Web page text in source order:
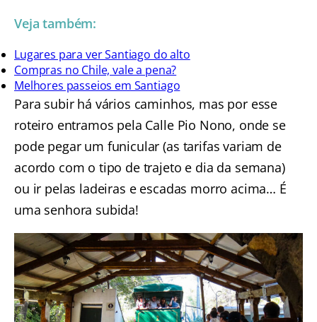
Veja também:
Lugares para ver Santiago do alto
Compras no Chile, vale a pena?
Melhores passeios em Santiago
Para subir há vários caminhos, mas por esse
roteiro entramos pela Calle Pio Nono, onde se
pode pegar um funicular (as tarifas variam de
acordo com o tipo de trajeto e dia da semana)
ou ir pelas ladeiras e escadas morro acima… É
uma senhora subida!